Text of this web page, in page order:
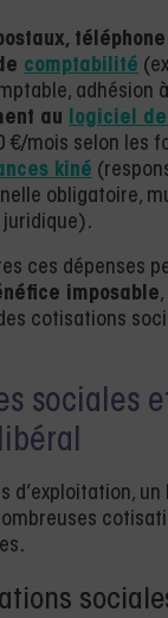
comptabilité
adhésion
au logiciel
€/mois selon les
kiné
obligatoire,
ces dépenses
imposable
cotisations
sociales
d’exploitation,